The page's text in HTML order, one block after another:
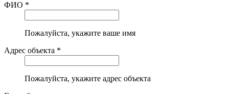
ФИО *
Пожалуйста, укажите ваше имя
Адрес объекта *
Пожалуйста, укажите адрес объекта